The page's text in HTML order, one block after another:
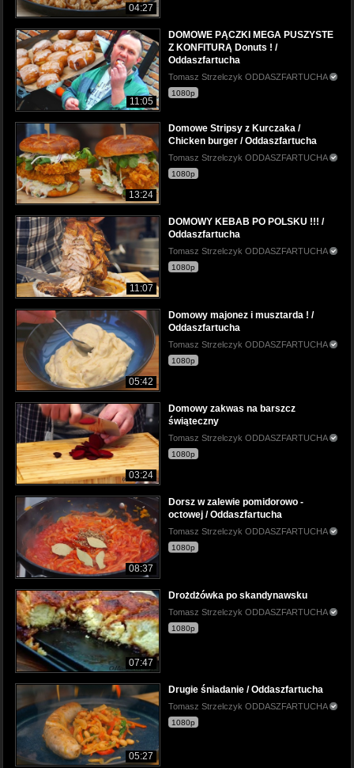
04:27
11:05
DOMOWE PĄCZKI MEGA PUSZYSTE
Z KONFITURĄ Donuts ! /
Oddaszfartucha
Tomasz Strzelczyk ODDASZFARTUCHA
1080p
13:24
Domowe Stripsy z Kurczaka /
Chicken burger / Oddaszfartucha
Tomasz Strzelczyk ODDASZFARTUCHA
1080p
11:07
DOMOWY KEBAB PO POLSKU !!! /
Oddaszfartucha
Tomasz Strzelczyk ODDASZFARTUCHA
1080p
05:42
Domowy majonez i musztarda ! /
Oddaszfartucha
Tomasz Strzelczyk ODDASZFARTUCHA
1080p
03:24
Domowy zakwas na barszcz
świąteczny
Tomasz Strzelczyk ODDASZFARTUCHA
1080p
08:37
Dorsz w zalewie pomidorowo -
octowej / Oddaszfartucha
Tomasz Strzelczyk ODDASZFARTUCHA
1080p
07:47
Drożdżówka po skandynawsku
Tomasz Strzelczyk ODDASZFARTUCHA
1080p
05:27
Drugie śniadanie / Oddaszfartucha
Tomasz Strzelczyk ODDASZFARTUCHA
1080p